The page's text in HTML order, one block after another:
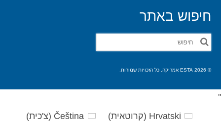
חיפוש באתר
חפש
את:
© 2026 ESTA אמריקה. כל הזכויות שמורות.
'
'
Hrvatski
(קרוטאית)
Čeština
(צ'כית)